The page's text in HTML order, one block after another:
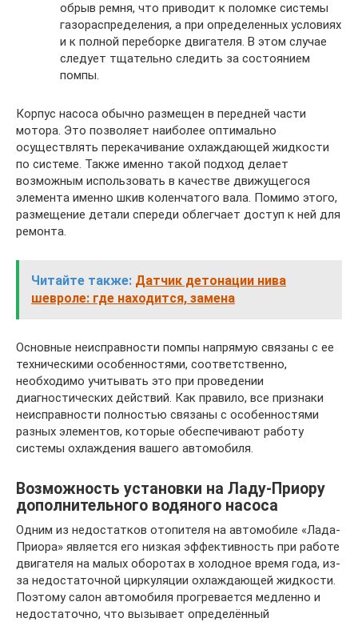
обрыв ремня, что приводит к поломке системы
газораспределения, а при определенных условиях
и к полной переборке двигателя. В этом случае
следует тщательно следить за состоянием
помпы.
Корпус насоса обычно размещен в передней части
мотора. Это позволяет наиболее оптимально
осуществлять перекачивание охлаждающей жидкости
по системе. Также именно такой подход делает
возможным использовать в качестве движущегося
элемента именно шкив коленчатого вала. Помимо этого,
размещение детали спереди облегчает доступ к ней для
ремонта.
Читайте также: Датчик детонации нива
шевроле: где находится, замена
Основные неисправности помпы напрямую связаны с ее
техническими особенностями, соответственно,
необходимо учитывать это при проведении
диагностических действий. Как правило, все признаки
неисправности полностью связаны с особенностями
разных элементов, которые обеспечивают работу
системы охлаждения вашего автомобиля.
Возможность установки на Ладу-Приору
дополнительного водяного насоса
Одним из недостатков отопителя на автомобиле «Лада-
Приора» является его низкая эффективность при работе
двигателя на малых оборотах в холодное время года, из-
за недостаточной циркуляции охлаждающей жидкости.
Поэтому салон автомобиля прогревается медленно и
недостаточно, что вызывает определённый